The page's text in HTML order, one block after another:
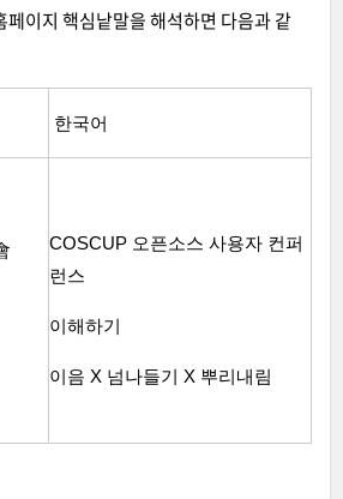
이지 핵심낱말을 해석하면 다음과 같
한국어
COSCUP 오픈소스 사용자 컨퍼
런스
이해하기
이음 X 넘나들기 X 뿌리내림